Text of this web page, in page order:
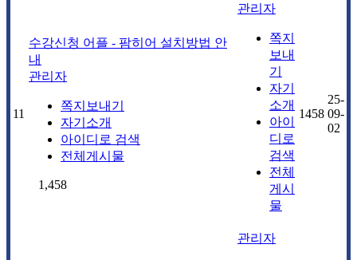
11
수강신청 어플 - 팜히어 설치방법 안
내
관리자
쪽지보내기
자기소개
아이디로 검색
전체게시물
1,458
관리자
쪽지
보내
기
자기
소개
아이
디로
검색
전체
게시
물
1458
25-
09-
02
관리자